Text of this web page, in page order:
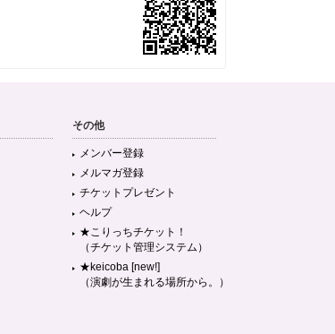
その他
メンバー登録
メルマガ登録
チケットプレゼント
ヘルプ
★こりっちチケット！
（チケット管理システム）
★keicoba [new!]
（演劇が生まれる場所から。）